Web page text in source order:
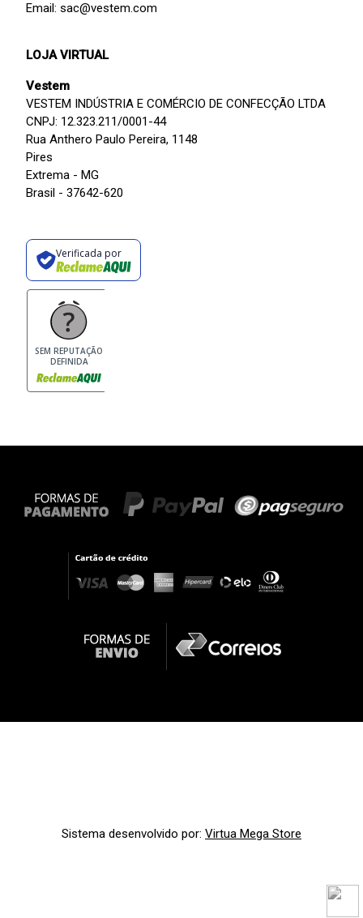
Email: sac@vestem.com
LOJA VIRTUAL
Vestem
VESTEM INDÚSTRIA E COMÉRCIO DE CONFECÇÃO LTDA
CNPJ: 12.323.211/0001-44
Rua Anthero Paulo Pereira, 1148
Pires
Extrema - MG
Brasil - 37642-620
Verificada por
SEM REPUTAÇÃO
DEFINIDA
Sistema desenvolvido por: Virtua Mega Store